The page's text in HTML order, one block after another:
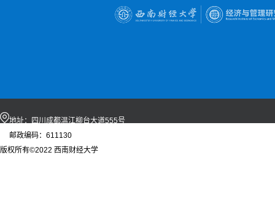
地址：四川成都温江柳台大道555号
邮政编码：611130
版权所有©2022 西南财经大学